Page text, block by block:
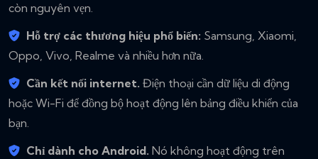
còn nguyên vẹn.
Hỗ trợ các thương hiệu phổ biến: Samsung, Xiaomi,
Oppo, Vivo, Realme và nhiều hơn nữa.
Cần kết nối internet. Điện thoại cần dữ liệu di động
hoặc Wi-Fi để đồng bộ hoạt động lên bảng điều khiển của
bạn.
Chỉ dành cho Android. Nó không hoạt động trên